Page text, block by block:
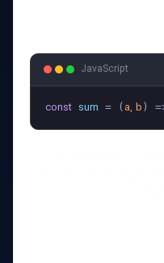
JavaScript
const sum = ( a, b